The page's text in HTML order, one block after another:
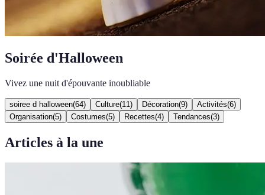
Soirée d'Halloween
Vivez une nuit d'épouvante inoubliable
soiree d halloween(64) Culture(11 ) Décoration(9) Activités(6)
Organisation(5) Costumes(5) Recettes(4) Tendances(3)
Articles à la une